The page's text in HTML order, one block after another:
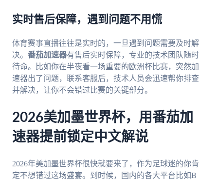
实时售后保障，遇到问题不用慌
体育赛事直播往往是实时的，一旦遇到问题需要及时解
决。 番茄加速器有售后实时保障，专业的技术团队随时
待命。比如你在半夜看一场重要的欧洲杯比赛，突然加
速器出了问题，联系客服后，技术人员会迅速帮你排查
并解决，让你不会错过比赛的关键部分。
2026美加墨世界杯，用番茄加
速器提前锁定中文解说
2026年美加墨世界杯很快就要来了，作为足球迷的你肯
定不想错过这场盛宴。到时候，国内的各大平台比如B